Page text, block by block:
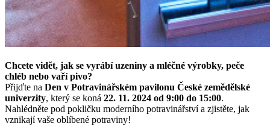
Chcete vidět, jak se vyrábí uzeniny a mléčné výrobky, peče
chléb nebo vaří pivo?
Přijďte na Den v Potravinářském pavilonu České zemědělské
univerzity, který se koná 22. 11. 2024 od 9:00 do 15:00.
Nahlédněte pod pokličku moderního potravinářství a zjistěte, jak
vznikají vaše oblíbené potraviny!